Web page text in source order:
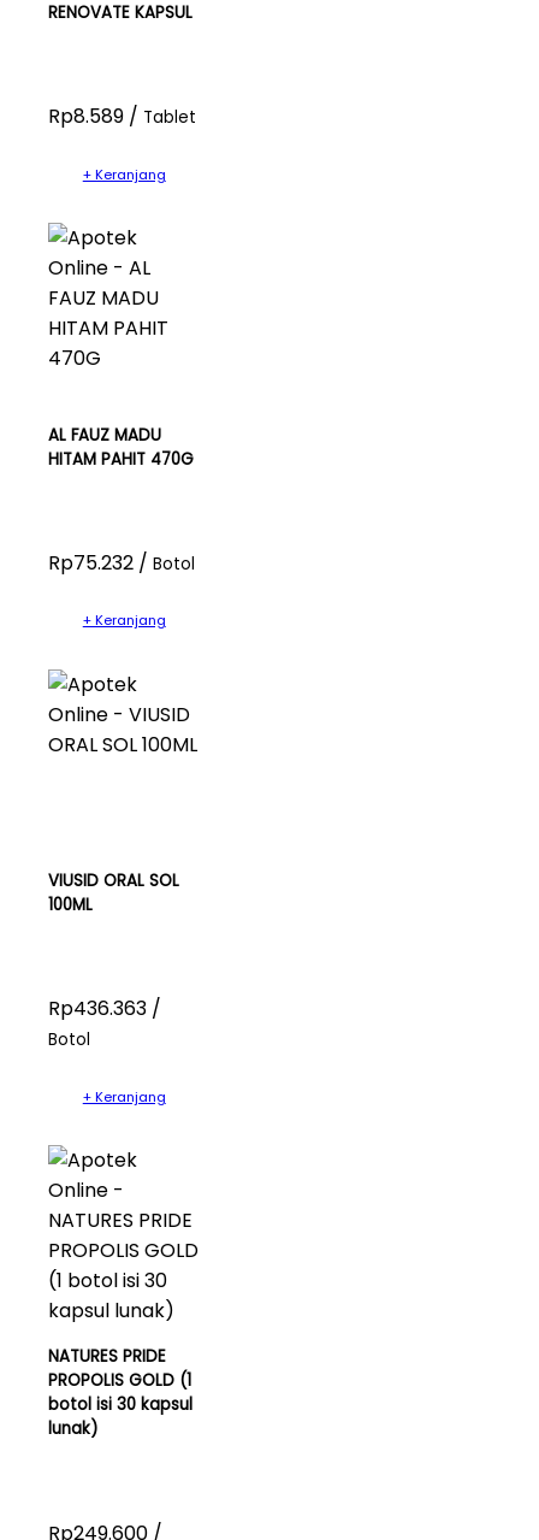
RENOVATE KAPSUL
Rp8.589 / Tablet
+ Keranjang
AL FAUZ MADU
HITAM PAHIT 470G
Rp75.232 / Botol
+ Keranjang
VIUSID ORAL SOL
100ML
Rp436.363 /
Botol
+ Keranjang
NATURES PRIDE
PROPOLIS GOLD (1
botol isi 30 kapsul
lunak)
Rp249.600 /